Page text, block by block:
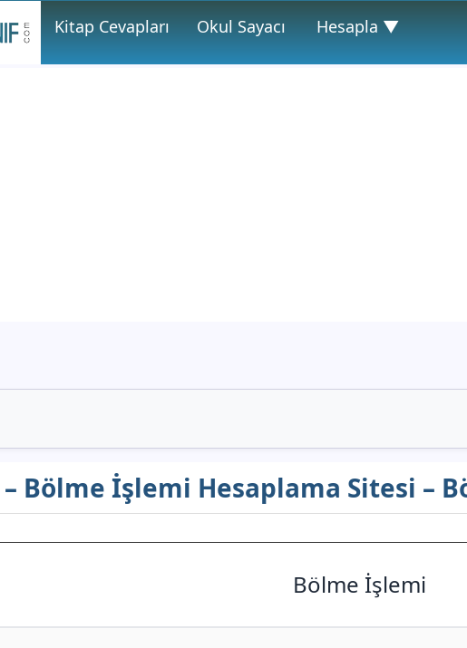
Kitap Cevapları Okul Sayacı Hesapla ▼
Bölme İşlemi Hesaplama Sitesi –
Bölme İşlemi